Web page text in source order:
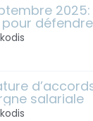
!
salariale